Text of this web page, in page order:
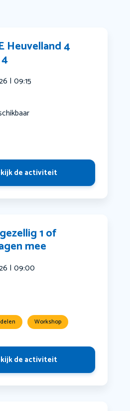
Heuvelland 4
| 09:15
de activiteit
1 of
mee
| 09:00
Workshop
de activiteit